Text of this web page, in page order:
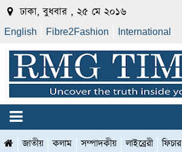
ঢাকা, বুধবার , ২৫ মে ২০১৬
English Fibre2Fashion International
জাতীয় কলাম সম্পাদকীয় লাইব্রেরী ফিচার